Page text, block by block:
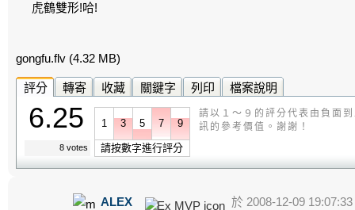
虎鶴雙形!哈!
gongfu.flv (4.32 MB)
評分 轉寄 收藏 關鍵字 列印 檔案說明
6.25
8 votes
1 3 5 7 9
請按數字進行評分
請以１～９的評分代表由負面
訊的參考價值。謝謝！
ALEX
於 2008-12-09